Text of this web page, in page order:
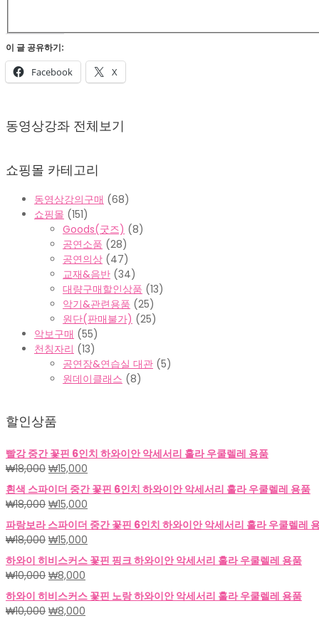
이 글 공유하기:
Facebook X
02-
동영상강좌 전체보기
쇼핑몰 카테고리
동영상강의구매 (68)
쇼핑몰 (151)
Goods(굿즈) (8)
공연소품 (28)
공연의상 (47)
교재&음반 (34)
대량구매할인상품 (13)
악기&관련용품 (25)
원단(판매불가) (25)
악보구매 (55)
천칭자리 (13)
공연장&연습실 대관 (5)
원데이클래스 (8)
할인상품
빨강 중간 꽃핀 6인치 하와이안 악세서리 훌라 우쿨렐레 용품
₩18,000 원
래
가
격:
₩18,000.
₩15,000
재
가
격:
₩15,000.
흰색 스파이더 중간 꽃핀 6인치 하와이안 악세서리 훌라 우쿨렐레 용품
₩18,000 원
래
가
격:
₩18,000.
₩15,000
재
가
격:
₩15,000.
파랑보라 스파이더 중간 꽃핀 6인치 하와이안 악세서리 훌라 우쿨렐레
₩18,000 원
래
가
격:
₩18,000.
₩15,000
재
가
₩15,000.
하와이 히비스커스 꽃핀 핑크 하와이안 악세서리 훌라 우쿨렐레 용품
₩10,000 원
래
가
격:
₩8,000
재
가
격:
하와이 히비스커스 꽃핀 노랑 하와이안 악세서리 훌라 우쿨렐레 용품
₩10,000 원
₩8,000